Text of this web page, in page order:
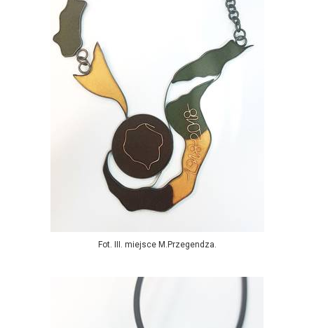
Fot. III. miejsce M.Przegendza.